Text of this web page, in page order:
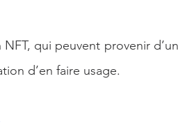
qui peuvent provenir
d’en faire usage.